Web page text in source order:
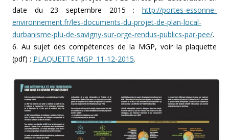
date du 23 septembre 2015 : http://portes-essonne-
environnement.fr/les-documents-du-projet-de-plan-local-
durbanisme-plu-de-savigny-sur-orge-rendus-publics-par-pee/.
6. Au sujet des compétences de la MGP, voir la plaquette
(pdf) : PLAQUETTE MGP_11-12-2015.